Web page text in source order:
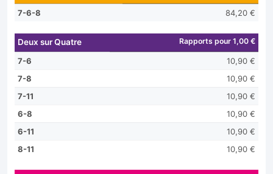
7-6-8 84,20 €
Deux sur Quatre Rapports pour 1,00 €
7-6
10,90 €
7-8
10,90 €
7-11
10,90 €
6-8
10,90 €
6-11
10,90 €
8-11
10,90 €